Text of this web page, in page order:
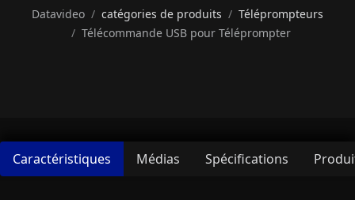
Datavideo catégories de produits
Téléprompteurs
Télécommande USB pour Téléprompter
Caractéristiques Médias Spécifications